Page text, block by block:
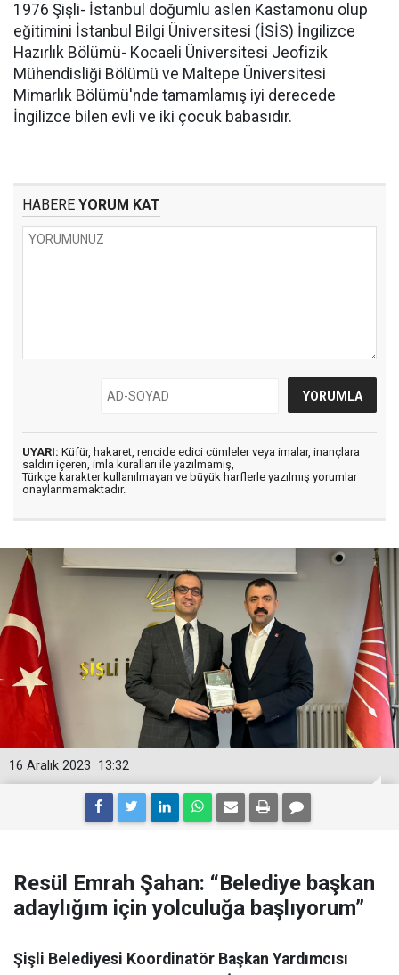
1976 Şişli- İstanbul doğumlu aslen Kastamonu olup
eğitimini İstanbul Bilgi Üniversitesi (İSİS) İngilizce
Hazırlık Bölümü- Kocaeli Üniversitesi Jeofizik
Mühendisliği Bölümü ve Maltepe Üniversitesi
Mimarlık Bölümü'nde tamamlamış iyi derecede
İngilizce bilen evli ve iki çocuk babasıdır.
HABERE YORUM KAT
UYARI: Küfür, hakaret, rencide edici cümleler veya imalar, inançlara
saldırı içeren, imla kuralları ile yazılmamış,
Türkçe karakter kullanılmayan ve büyük harflerle yazılmış yorumlar
onaylanmamaktadır.
13:32
16 Aralık 2023
Resül Emrah Şahan: “Belediye başkan
adaylığım için yolculuğa başlıyorum”
Şişli Belediyesi Koordinatör Başkan Yardımcısı